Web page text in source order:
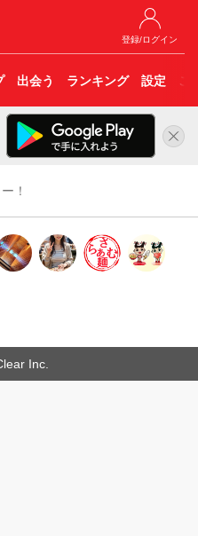
登録/ログイン
出会う ランキング 設定 こ
！
Inc.